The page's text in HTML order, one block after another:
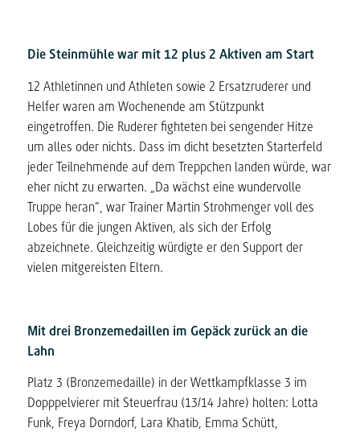
Die Steinmühle war mit 12 plus 2 Aktiven am Start
12 Athletinnen und Athleten sowie 2 Ersatzruderer und
Helfer waren am Wochenende am Stützpunkt
eingetroffen. Die Ruderer fighteten bei sengender Hitze
um alles oder nichts. Dass im dicht besetzten Starterfeld
jeder Teilnehmende auf dem Treppchen landen würde, war
eher nicht zu erwarten. „Da wächst eine wundervolle
Truppe heran“, war Trainer Martin Strohmenger voll des
Lobes für die jungen Aktiven, als sich der Erfolg
abzeichnete. Gleichzeitig würdigte er den Support der
vielen mitgereisten Eltern.
Mit drei Bronzemedaillen im Gepäck zurück an die
Lahn
Platz 3 (Bronzemedaille) in der Wettkampfklasse 3 im
Dopppelvierer mit Steuerfrau (13/14 Jahre) holten: Lotta
Funk, Freya Dorndorf, Lara Khatib, Emma Schütt,